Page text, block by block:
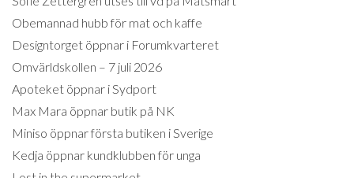
Obemannad hubb för mat och kaffe
Designtorget öppnar i Forumkvarteret
Omvärldskollen – 7 juli 2026
Apoteket öppnar i Sydport
Max Mara öppnar butik på NK
Miniso öppnar första butiken i Sverige
Kedja öppnar kundklubben för unga